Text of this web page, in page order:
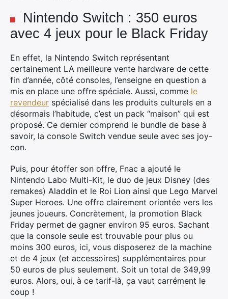
Nintendo Switch : 350 euros
avec 4 jeux pour le Black Friday
En effet, la Nintendo Switch représentant
certainement LA meilleure vente hardware de cette
fin d’année, côté consoles, l’enseigne en question a
mis en place une offre spéciale. Aussi, comme le
revendeur spécialisé dans les produits culturels en a
désormais l’habitude, c’est un pack “maison” qui est
proposé. Ce dernier comprend le bundle de base à
savoir, la console Switch vendue seule avec ses joy-
con.
Puis, pour étoffer son offre, Fnac a ajouté le
Nintendo Labo Multi-Kit, le duo de jeux Disney (des
remakes) Aladdin et le Roi Lion ainsi que Lego Marvel
Super Heroes. Une offre clairement orientée vers les
jeunes joueurs. Concrètement, la promotion Black
Friday permet de gagner environ 95 euros. Sachant
que la console seule est trouvable pour plus ou
moins 300 euros, ici, vous disposerez de la machine
et de 4 jeux (et accessoires) supplémentaires pour
50 euros de plus seulement. Soit un total de 349,99
euros. Alors, oui, à ce tarif-là, ça vaut carrément le
coup !